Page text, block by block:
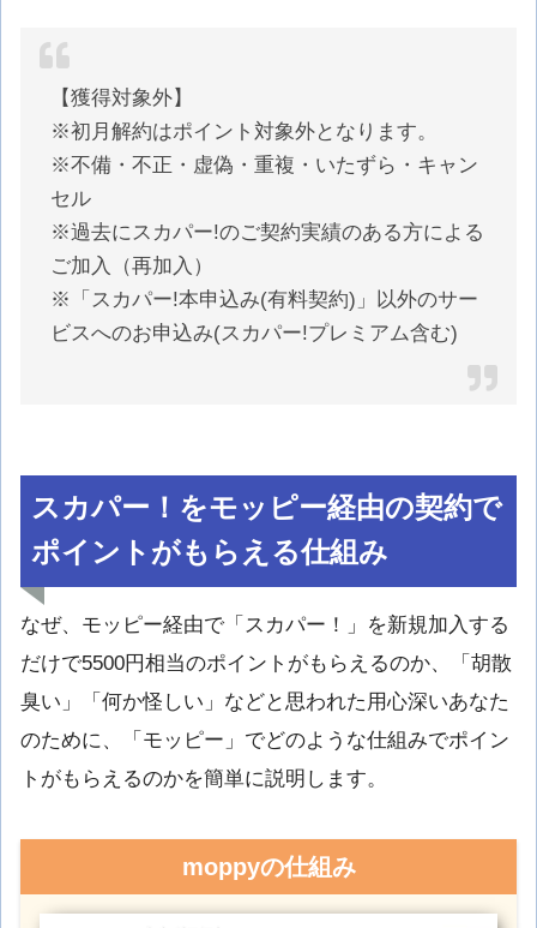
【獲得対象外】
※初月解約はポイント対象外となります。
※不備・不正・虚偽・重複・いたずら・キャン
セル
※過去にスカパー!のご契約実績のある方による
ご加入（再加入）
※「スカパー!本申込み(有料契約)」以外のサー
ビスへのお申込み(スカパー!プレミアム含む)
スカパー！をモッピー経由の契約で
ポイントがもらえる仕組み
なぜ、モッピー経由で「スカパー！」を新規加入する
だけで5500円相当のポイントがもらえるのか、「胡散
臭い」「何か怪しい」などと思われた用心深いあなた
のために、「モッピー」でどのような仕組みでポイン
トがもらえるのかを簡単に説明します。
moppyの仕組み